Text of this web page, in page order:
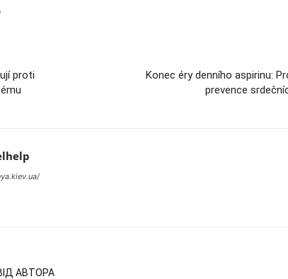
proti
Konec éry denního aspirinu:
prevence
АВТОРА